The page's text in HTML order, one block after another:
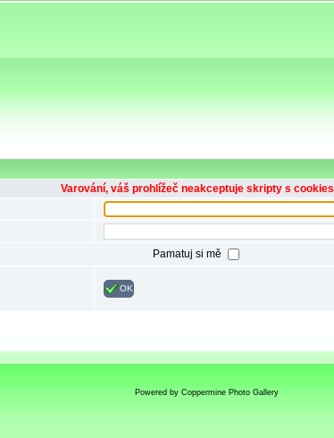
Varování, váš prohlížeč neakceptuje skripty s cookies
Pamatuj si mě
OK
Powered by Coppermine Photo Gallery